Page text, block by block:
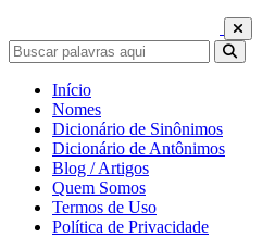
Início
Nomes
Dicionário de Sinônimos
Dicionário de Antônimos
Blog / Artigos
Quem Somos
Termos de Uso
Política de Privacidade